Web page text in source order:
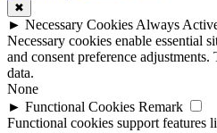
✖
► Necessary CookiesAlways
Necessary cookies enable essential
and consent preference
data.
None
► Functional Cookies Remark
Functional cookies support features